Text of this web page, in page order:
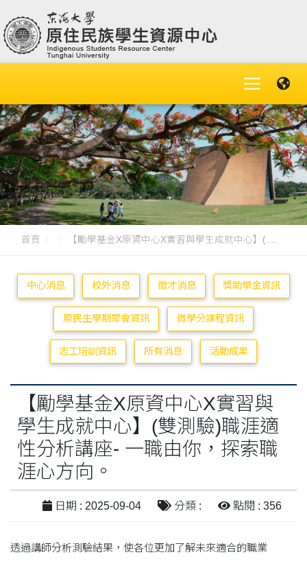
首頁 【勵學基金X原資中心X實習與學生成就中心】(....
中心消息 校外消息 徵才消息 獎助學金資訊
原民生學期聚會資訊 微學分課程資訊
志工培訓資訊 所有消息 活動成果
【勵學基金X原資中心X實習與
學生成就中心】(雙測驗)職涯適
性分析講座- 一職由你，探索職
涯心方向。
日期 : 2025-09-04 分類 : 點閱 : 356
透過講師分析測驗結果，使各位更加了解未來適合的職業